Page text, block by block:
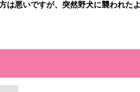
は悪いですが、突然野犬に襲われたよ